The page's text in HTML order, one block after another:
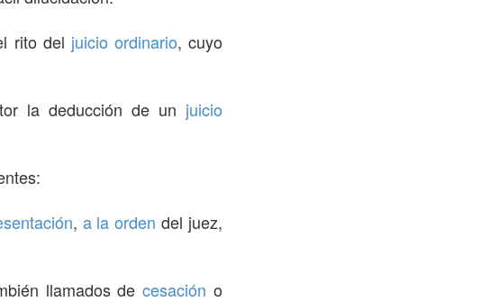
rito del juicio ordinario, cuyo
la deducción de un juicio
, a la orden del juez,
llamados decesación o